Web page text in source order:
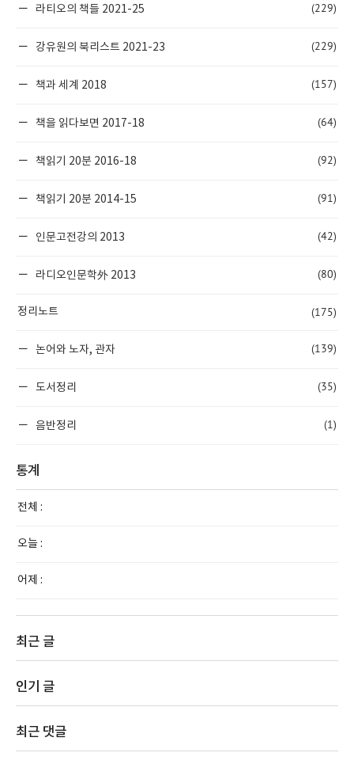
라티오의 책들 2021-25 (229)
강유원의 북리스트 2021-23 (229)
책과 세계 2018 (157)
책을 읽다보면 2017-18 (64)
책읽기 20분 2016-18 (92)
책읽기 20분 2014-15 (91)
인문고전강의 2013 (42)
라디오인문학外 2013 (80)
정리노트 (175)
논어와 노자, 관자 (139)
도서정리 (35)
음반정리 (1)
통계
전체 :
오늘 :
어제 :
최근 글
인기 글
최근 댓글